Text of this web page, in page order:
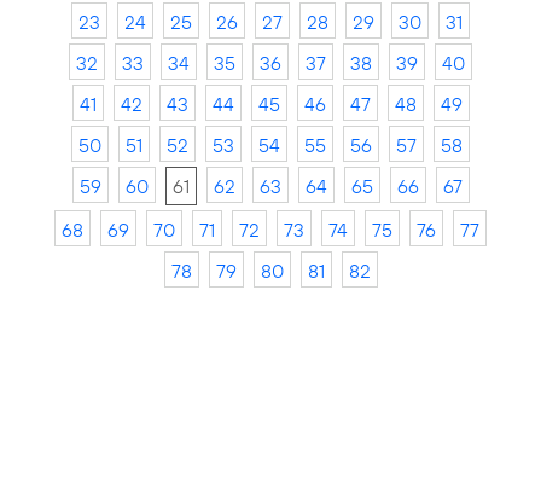
23
24 25 26 27 28 29 30
31
32
33 34 35 36 37 38 39
40
41
42 43 44 45 46 47 48
49
50
51 52 53 54 55 56 57
58
59
60 61 62 63 64 65 66
67
68
69 70 71 72 73 74 75 76
77
78
79 80 81 82